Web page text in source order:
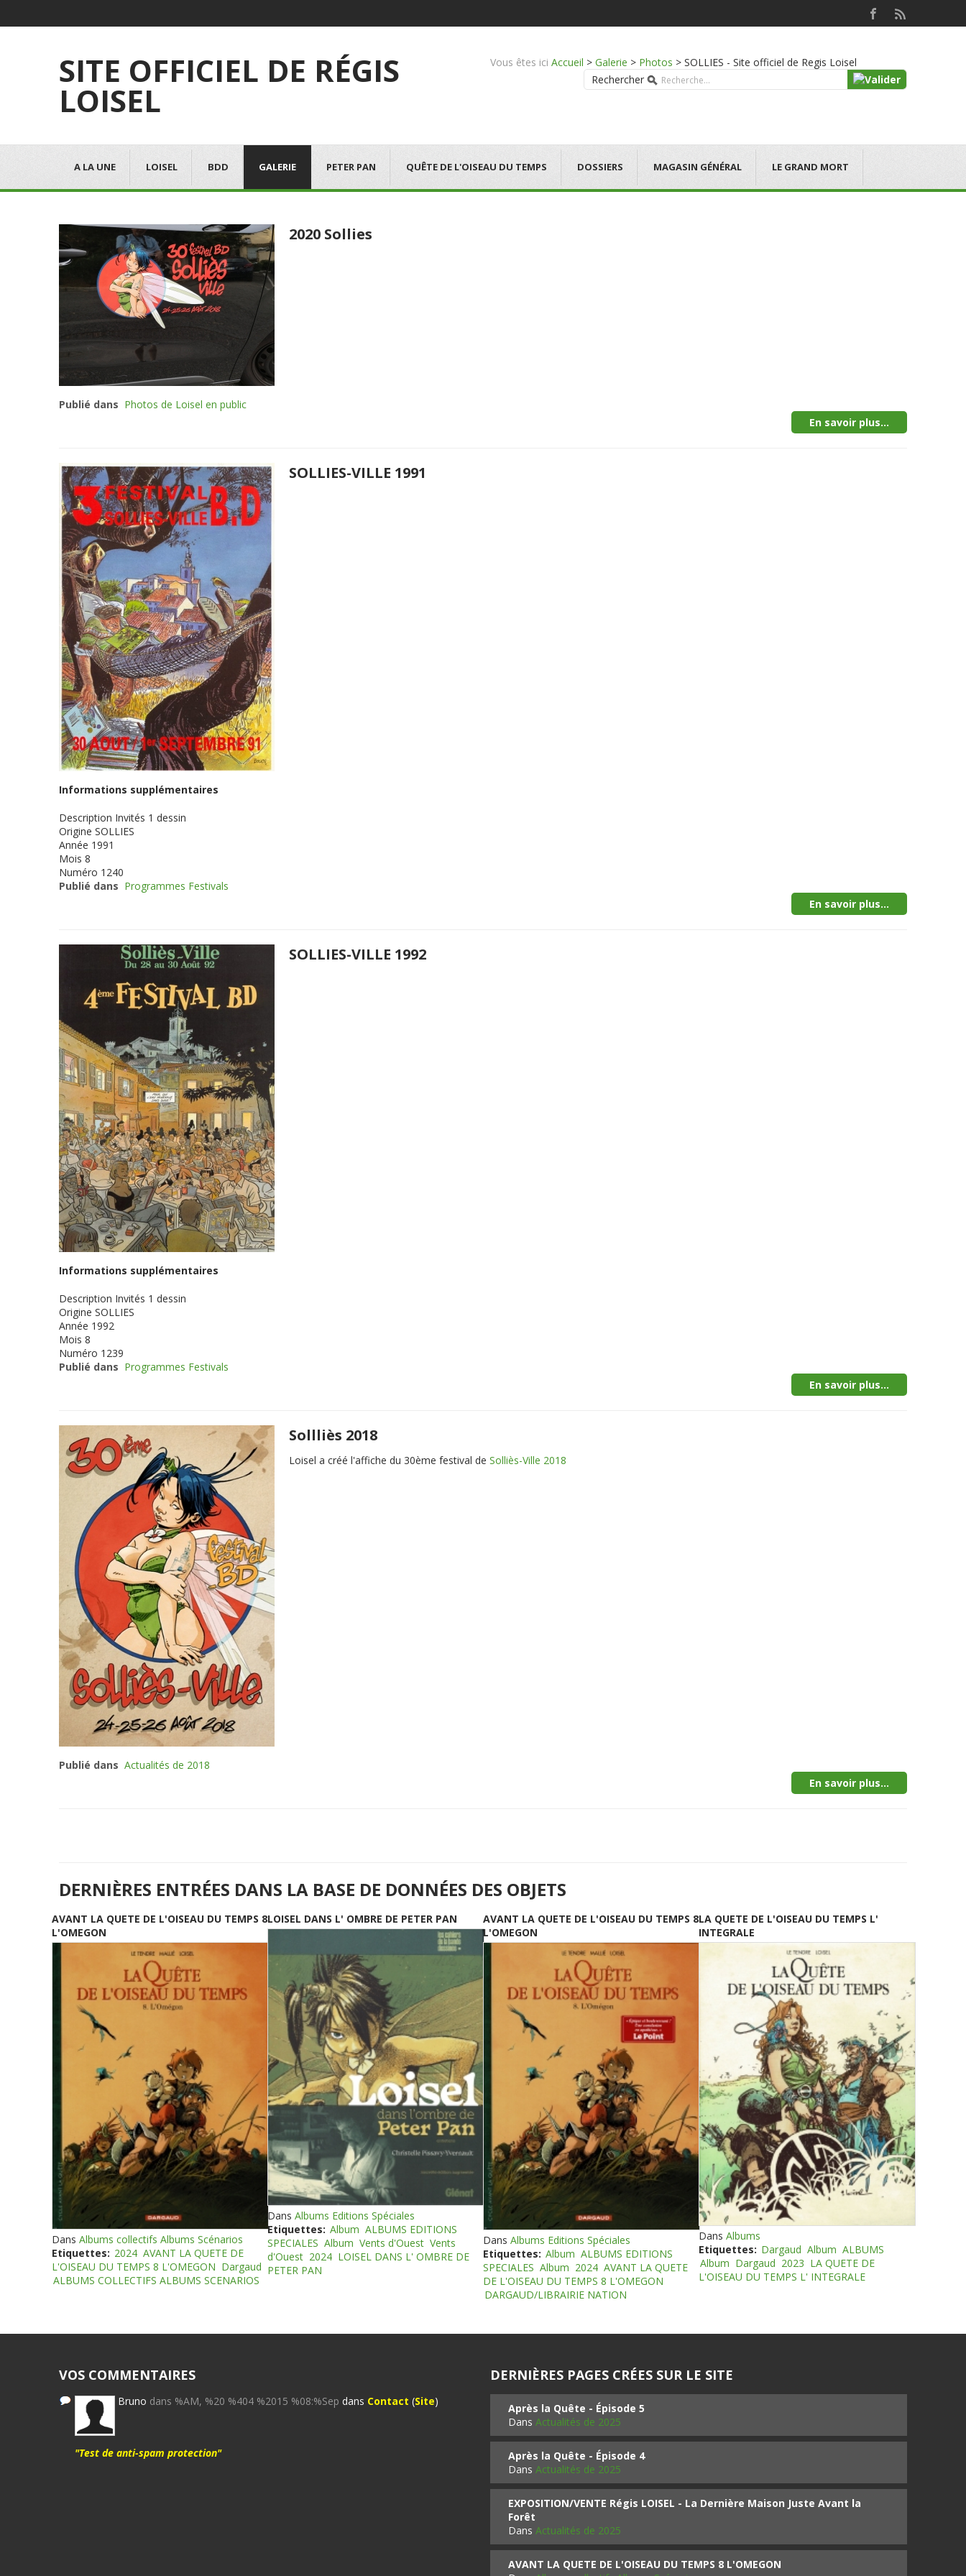
SITE OFFICIEL DE RÉGIS
LOISEL
Vous êtes ici Accueil > Galerie > Photos > SOLLIES - Site officiel de Regis Loisel
Rechercher
A LA UNE LOISEL BDD GALERIE PETER PAN QUÊTE DE L'OISEAU DU TEMPS DOSSIERS MAGASIN GÉNÉRAL LE GRAND MORT
2020 Sollies
Publié dans Photos de Loisel en public
En savoir plus...
SOLLIES-VILLE 1991
Informations supplémentaires
Description Invités 1 dessin
Origine SOLLIES
Année 1991
Mois 8
Numéro 1240
Publié dans Programmes Festivals
En savoir plus...
SOLLIES-VILLE 1992
Informations supplémentaires
Description Invités 1 dessin
Origine SOLLIES
Année 1992
Mois 8
Numéro 1239
Publié dans Programmes Festivals
En savoir plus...
Sollliès 2018
Loisel a créé l'affiche du 30ème festival de Solliès-Ville 2018
Publié dans Actualités de 2018
En savoir plus...
DERNIÈRES ENTRÉES DANS LA BASE DE DONNÉES DES OBJETS
AVANT LA QUETE DE L'OISEAU DU TEMPS 8
L'OMEGON
Dans Albums collectifs Albums Scénarios
Etiquettes: 2024 AVANT LA QUETE DE
L'OISEAU DU TEMPS 8 L'OMEGON Dargaud
ALBUMS COLLECTIFS ALBUMS SCENARIOS
LOISEL DANS L' OMBRE DE PETER PAN
Dans Albums Editions Spéciales
Etiquettes: Album ALBUMS EDITIONS
SPECIALES Album Vents d'Ouest Vents
d'Ouest 2024 LOISEL DANS L' OMBRE DE
PETER PAN
AVANT LA QUETE DE L'OISEAU DU TEMPS 8
L'OMEGON
Dans Albums Editions Spéciales
Etiquettes: Album ALBUMS EDITIONS
SPECIALES Album 2024 AVANT LA QUETE
DE L'OISEAU DU TEMPS 8 L'OMEGON
DARGAUD/LIBRAIRIE NATION
LA QUETE DE L'OISEAU DU TEMPS L'
INTEGRALE
Dans Albums
Etiquettes: Dargaud Album ALBUMS
Album Dargaud 2023 LA QUETE DE
L'OISEAU DU TEMPS L' INTEGRALE
VOS COMMENTAIRES
Bruno dans %AM, %20 %404 %2015 %08:%Sep dans Contact (Site)
"Test de anti-spam protection"
DERNIÈRES PAGES CRÉES SUR LE SITE
Après la Quête - Épisode 5
Dans Actualités de 2025
Après la Quête - Épisode 4
Dans Actualités de 2025
EXPOSITION/VENTE Régis LOISEL - La Dernière Maison Juste Avant la
Forêt
Dans Actualités de 2025
AVANT LA QUETE DE L'OISEAU DU TEMPS 8 L'OMEGON